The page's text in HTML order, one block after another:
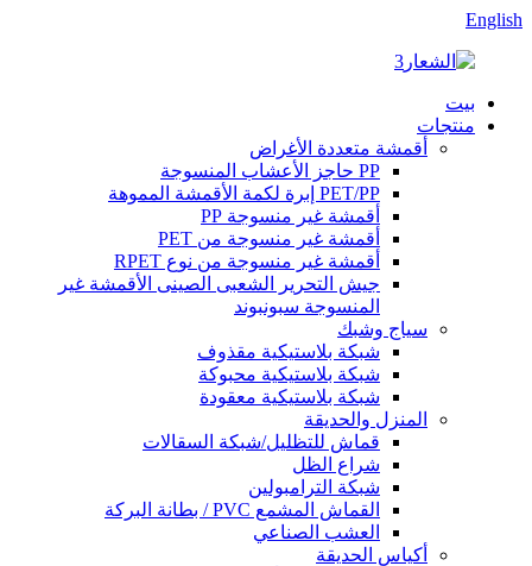
English
بيت
منتجات
أقمشة متعددة الأغراض
PP حاجز الأعشاب المنسوجة
PET/PP إبرة لكمة الأقمشة المموهة
أقمشة غير منسوجة PP
أقمشة غير منسوجة من PET
أقمشة غير منسوجة من نوع RPET
جيش التحرير الشعبى الصينى الأقمشة غير
المنسوجة سبونبوند
سياج وشبك
شبكة بلاستيكية مقذوف
شبكة بلاستيكية محبوكة
شبكة بلاستيكية معقودة
المنزل والحديقة
قماش للتظليل/شبكة السقالات
شراع الظل
شبكة الترامبولين
القماش المشمع PVC / بطانة البركة
العشب الصناعي
أكياس الحديقة